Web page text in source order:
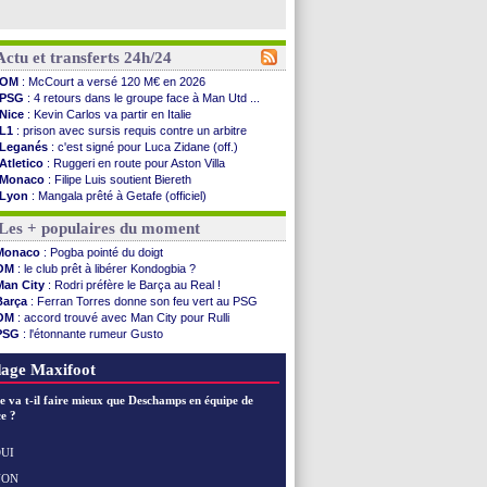
et transferts 24h/24
OM : McCourt a versé 120 M€ en 2026
PSG : 4 retours dans le groupe face à Man Utd ...
Nice : Kevin Carlos va partir en Italie
L1 : prison avec sursis requis contre un arbitre
Leganés : c'est signé pour Luca Zidane (off.)
Atletico : Ruggeri en route pour Aston Villa
Monaco : Filipe Luis soutient Biereth
Lyon : Mangala prêté à Getafe (officiel)
PSG: Nsoki va signer en Croatie
Arsenal: Naples vise Gabriel Jesus
Real: Mastantuono prêté à la Fiorentina (off.)
Man City : accord avec le Barça pour Rodri ?
Rennes: Haise a prolongé (officiel)
Palace: Tomiyasu a convaincu (officiel)
OM: B. Genesio - "ce n'est pas idéal"
TFC: Sion Oppong signe pour 4 ans (officiel)
PSG : Liverpool va proposer 115 M€ pour ...
PSG : Mbaye, deux pistes se détachent
Grenade: Luca Zidane va changer de club
Juve
Arsenal
+ populaires du moment
: Pogba pointé du doigt
: le club prêt à libérer Kondogbia ?
City : Rodri préfère le Barça au Real !
: Ferran Torres donne son feu vert au PSG
: accord trouvé avec Man City pour Rulli
: l'étonnante rumeur Gusto
: Owori battu à mort à Kampala
Maxifoot
va t-il faire mieux que Deschamps en équipe de
?